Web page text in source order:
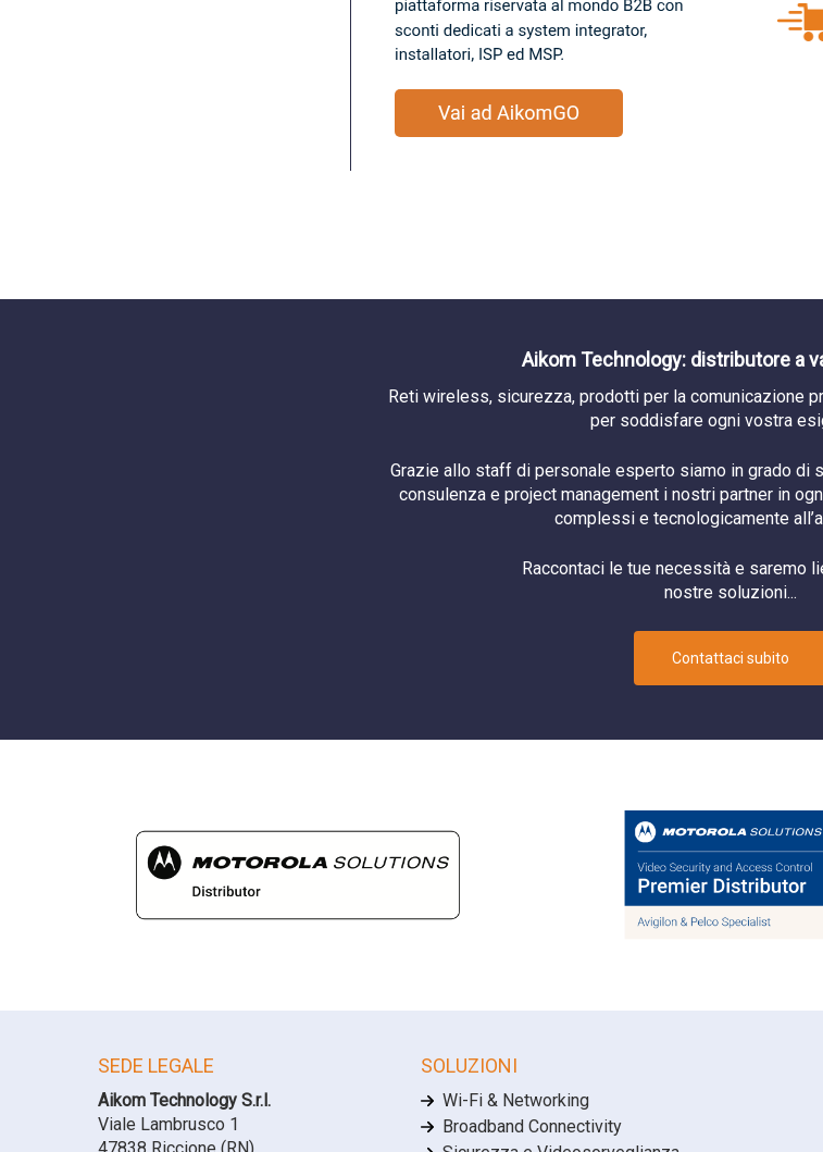
Aikom Technology: distributore a
Reti wireless, sicurezza, prodotti per la comunicazione
per soddisfare ogni vostra
Grazie allo staff di personale esperto siamo in grado di
consulenza e project management i nostri partner in
complessi e tecnologicamente
Raccontaci le tue necessità e saremo
nostre soluzioni...
Contattaci subito
SEDE LEGALE
Aikom Technology S.r.l.
Viale Lambrusco 1
SOLUZIONI
Wi-Fi & Networking
Broadband Connectivity